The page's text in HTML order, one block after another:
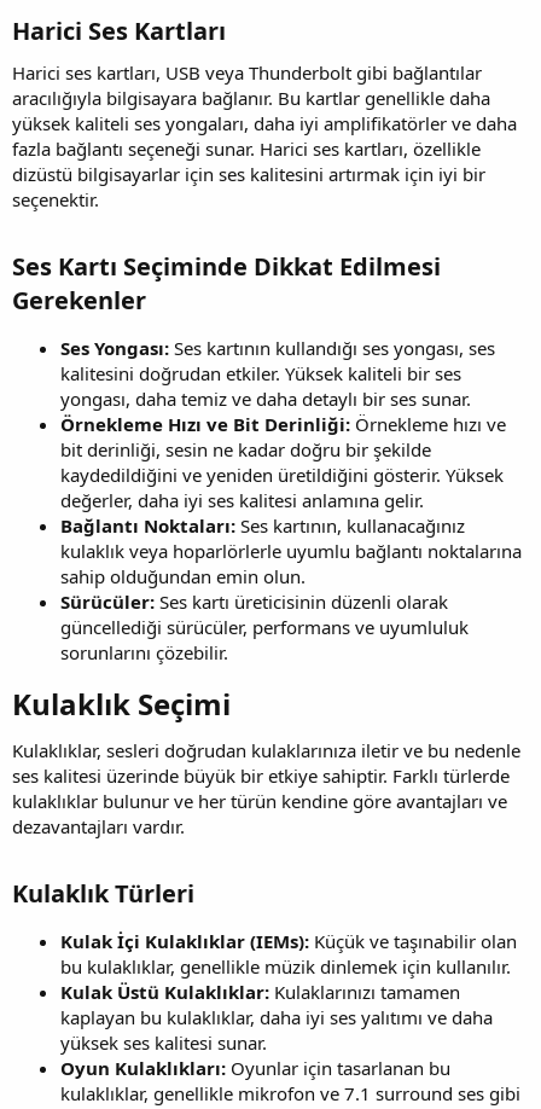
Harici Ses Kartları​
Harici ses kartları, USB veya Thunderbolt gibi bağlantılar
aracılığıyla bilgisayara bağlanır. Bu kartlar genellikle daha
yüksek kaliteli ses yongaları, daha iyi amplifikatörler ve daha
fazla bağlantı seçeneği sunar. Harici ses kartları, özellikle
dizüstü bilgisayarlar için ses kalitesini artırmak için iyi bir
seçenektir.
Ses Kartı Seçiminde Dikkat Edilmesi
Gerekenler​
Ses Yongası: Ses kartının kullandığı ses yongası, ses
kalitesini doğrudan etkiler. Yüksek kaliteli bir ses
yongası, daha temiz ve daha detaylı bir ses sunar.
Örnekleme Hızı ve Bit Derinliği: Örnekleme hızı ve
bit derinliği, sesin ne kadar doğru bir şekilde
kaydedildiğini ve yeniden üretildiğini gösterir. Yüksek
değerler, daha iyi ses kalitesi anlamına gelir.
Bağlantı Noktaları: Ses kartının, kullanacağınız
kulaklık veya hoparlörlerle uyumlu bağlantı noktalarına
sahip olduğundan emin olun.
Sürücüler: Ses kartı üreticisinin düzenli olarak
güncellediği sürücüler, performans ve uyumluluk
sorunlarını çözebilir.
Kulaklık Seçimi​
Kulaklıklar, sesleri doğrudan kulaklarınıza iletir ve bu nedenle
ses kalitesi üzerinde büyük bir etkiye sahiptir. Farklı türlerde
kulaklıklar bulunur ve her türün kendine göre avantajları ve
dezavantajları vardır.
Kulaklık Türleri​
Kulak İçi Kulaklıklar (IEMs): Küçük ve taşınabilir olan
bu kulaklıklar, genellikle müzik dinlemek için kullanılır.
Kulak Üstü Kulaklıklar: Kulaklarınızı tamamen
kaplayan bu kulaklıklar, daha iyi ses yalıtımı ve daha
yüksek ses kalitesi sunar.
Oyun Kulaklıkları: Oyunlar için tasarlanan bu
kulaklıklar, genellikle mikrofon ve 7.1 surround ses gibi